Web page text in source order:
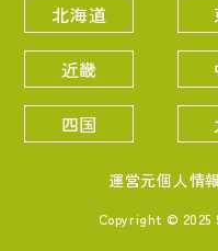
北海道
近畿
四国
運営元個人情
Copyright © 2025